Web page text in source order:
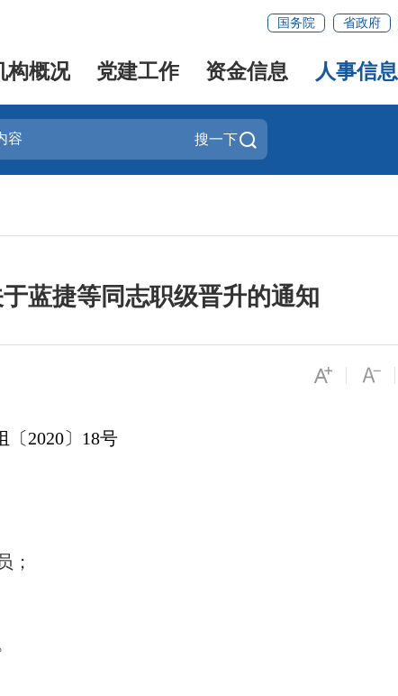
国务院 省政府
构概况 党建工作 资金信息 人事信息
搜一下
蓝捷等同志职级晋升的通知
〔2020〕 18号
；